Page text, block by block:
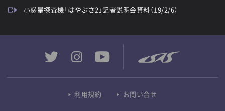
小惑星探査機「はやぶさ2」記者説明会資料（19/2/6）
利用規約 お問い合せ